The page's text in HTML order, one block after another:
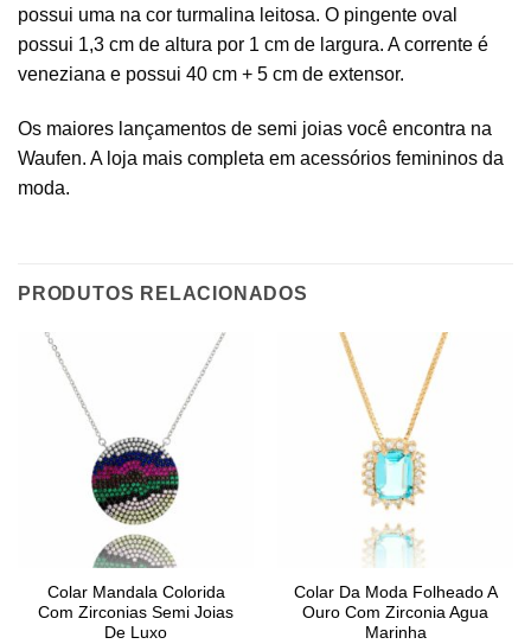
possui uma na cor turmalina leitosa. O pingente oval
possui 1,3 cm de altura por 1 cm de largura. A corrente é
veneziana e possui 40 cm + 5 cm de extensor.
Os maiores lançamentos de semi joias você encontra na
Waufen. A loja mais completa em acessórios femininos da
moda.
PRODUTOS RELACIONADOS
Colar Mandala Colorida
Com Zirconias Semi Joias
De Luxo
Colar Da Moda Folheado A
Ouro Com Zirconia Agua
Marinha